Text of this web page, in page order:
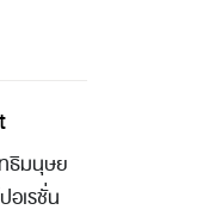
ธิมนุษย
อเรชั่น